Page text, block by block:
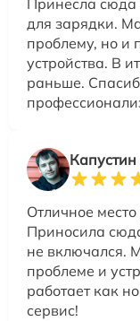
Принесла сюда
для зарядки.
проблему, но и
устройства. В
раньше.
Отличное
Приносила
не включался.
проблеме и
работает как
сервис!